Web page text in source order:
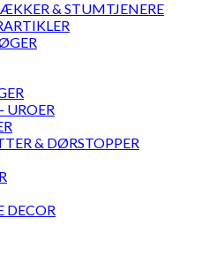
& STUMTJENERE
UROER
& DØRSTOPPER
DECOR